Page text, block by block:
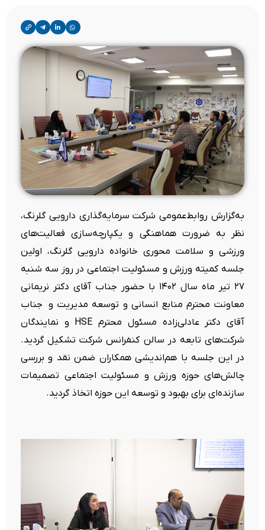
به‌گزارش روابط‌عمومی‌ شرکت‌ سرمایه‌گذاری‌ دارویی‌ گلرنگ،
نظر به ضرورت هماهنگی و یکپارچه‌سازی فعالیت‌های
ورزشی و سلامت محوری خانواده دارویی گلرنگ، اولین
جلسه کمیته ورزش و مسئولیت اجتماعی در روز سه شنبه
۲۷ تیر ماه سال ۱۴۰۲ با حضور جناب آقای دکتر نریمانی
معاونت محترم منابع انسانی و توسعه مدیریت و جناب
آقای دکتر عادلی‌زاده مسئول محترم HSE و نمایندگان
شرکت‌های تابعه در سالن کنفرانس شرکت تشکیل گردید.
در این جلسه با هم‌اندیشی همکاران ضمن نقد و بررسی
چالش‌های حوزه ورزش و مسئولیت اجتماعی تصمیمات
سازنده‌ای برای بهبود و توسعه این حوزه اتخاذ گردید.